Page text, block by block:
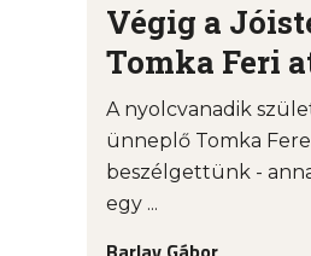
Végig a
Tomka Feri
A nyolcvanadik
ünneplő Tomka
beszélgettünk -
egy ...